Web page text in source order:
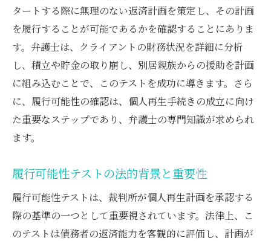
弁護士と依頼者の信頼関係の構築
履行可能性確認における法的アドバイスの
重要性
弁護士による履行可能性の評価基準
履行可能性確認後の手続きの進め方
積立や貯金活用法：履行可能性テストを成功さ
履行可能性テストにおける積立の具体的な
活用例
貯金をどのように履行可能性確認に役立て
るか
タートする際に無理のない返済計画を策定し、その計画
を履行することが可能であるかを確認することにありま
す。弁護士は、クライアントの財務状況を詳細に分析
し、積立や貯金の取り崩し、別居親族からの援助を計画
に組み込むことで、このテストを成功に導きます。さら
に、履行可能性の確認は、個人再生手続きの成立に向け
た重要なステップであり、弁護士の専門知識が求められ
ます。
履行可能性テストの法的背景と重要性
履行可能性テストは、裁判所が個人再生計画を承認する
際の基準の一つとして重要視されています。法律上、こ
のテストは債務者の返済能力を客観的に評価し、計画が